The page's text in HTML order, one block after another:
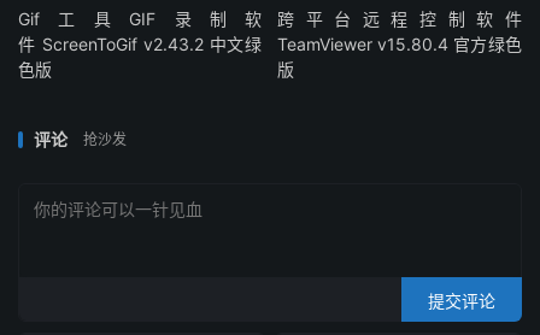
Gif工具GIF录制软
件 ScreenToGif v2.43.2 中文绿
色版
跨平台远程控制软件
TeamViewer v15.80.4 官方绿色
版
评论 抢沙发
提交评论